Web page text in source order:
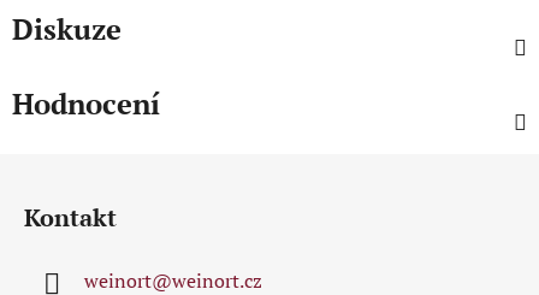
Diskuze
Hodnocení
Kontakt
weinort@weinort.cz